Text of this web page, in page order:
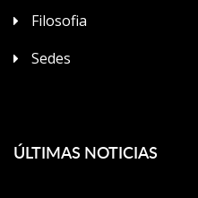
Filosofia
Sedes
ÚLTIMAS NOTICIAS